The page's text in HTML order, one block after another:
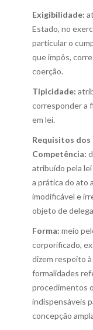
Exigibilidade:
Estado, no
particular o
que impôs,
coerção.
Tipicidade:
corresponder a
em lei.
Requisitos
Competência:
atribuído pela
a prática do ato
imodificável e
objeto de
Forma: meio
corporificado,
dizem respeito
formalidades
procedimentos
indispensáveis
concepção